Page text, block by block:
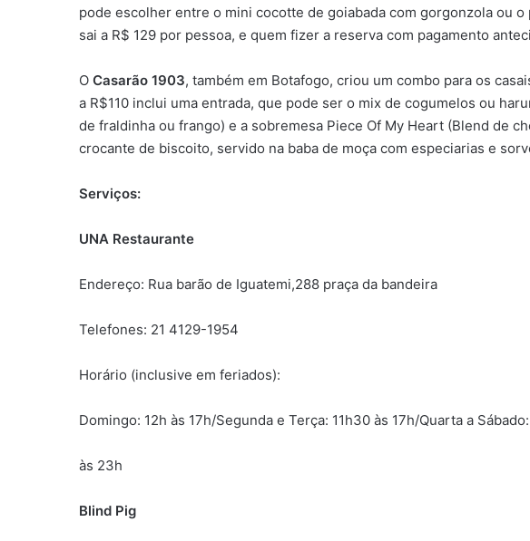
pode escolher entre o mini cocotte de goiabada com gorgonzola ou
sai a R$ 129 por pessoa, e quem fizer a reserva com pagamento
O Casarão 1903, também em Botafogo, criou um combo para os
a R$110 inclui uma entrada, que pode ser o mix de cogumelos ou
de fraldinha ou frango) e a sobremesa Piece Of My Heart (Blend de
crocante de biscoito, servido na baba de moça com especiarias e
Serviços:
UNA Restaurante
Endereço: Rua barão de Iguatemi,288 praça da bandeira
Telefones: 21 4129-1954
Horário (inclusive em feriados):
Domingo: 12h às 17h/Segunda e Terça: 11h30 às 17h/Quarta a
às 23h
Blind Pig